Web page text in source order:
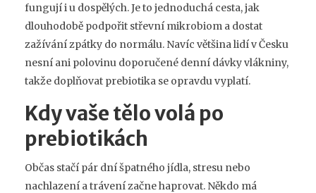
fungují i u dospělých. Je to jednoduchá cesta, jak
dlouhodobě podpořit střevní mikrobiom a dostat
zažívání zpátky do normálu. Navíc většina lidí v Česku
nesní ani polovinu doporučené denní dávky vlákniny,
takže doplňovat prebiotika se opravdu vyplatí.
Kdy vaše tělo volá po
prebiotikách
Občas stačí pár dní špatného jídla, stresu nebo
nachlazení a trávení začne haprovat. Někdo má